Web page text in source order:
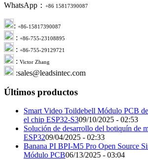
WhatsApp： +86 15817390087
: +86-15817390087
: +86-755-23108895
: +86-755-29129721
: Victor Zhang
:sales@leadsintec.com
Últimos productos
Smart Video Toildebell Módulo PCB
el chip ESP32-S309/10/2025 - 02:53
Solución de desarrollo del botiquín de
ESP3209/04/2025 - 02:33
Banana PI BPI-M5 Pro Open Source
Módulo PCB06/13/2025 - 03:04